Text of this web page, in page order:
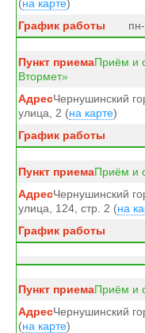
(на карте)
Приём и
Втормет»
Чернушинский
улица, 2 (на карте)
Приём и
Чернушинский
улица, 124, стр. 2 (на
Приём и
Чернушинский
(на карте)